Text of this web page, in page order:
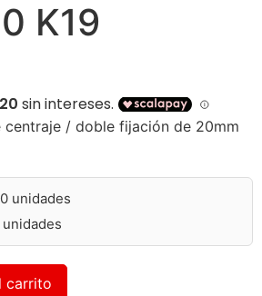
K19
/ doble fijación de 20mm
0 unidades
unidades
carrito